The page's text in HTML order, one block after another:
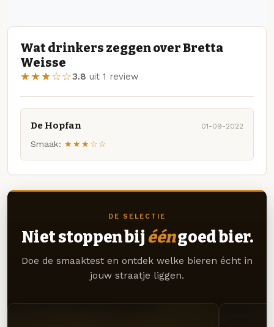
Wat drinkers zeggen over Bretta
Weisse
★★★☆☆3.8 uit 1 review
De Hopfan 01-09-2022
Smaak: ★★★☆☆
DE SELECTIE
Niet stoppen bij ééngoed bier.
Doe de smaaktest en ontdek welke bieren écht in
jouw straatje liggen.